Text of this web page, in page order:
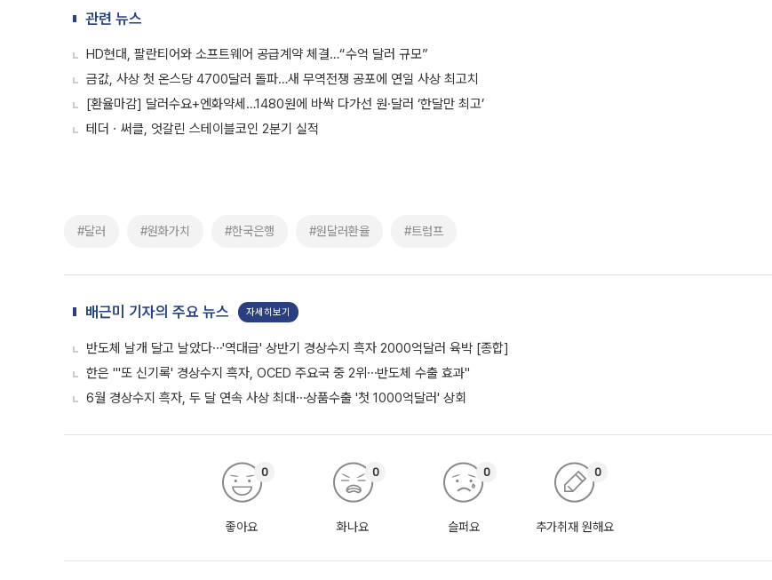
관련 뉴스
HD현대, 팔란티어와 소프트웨어 공급계약 체결…“수억 달러 규모”
금값, 사상 첫 온스당 4700달러 돌파…새 무역전쟁 공포에 연일 사상 최고치
[환율마감] 달러수요+엔화약세…1480원에 바싹 다가선 원·달러 ‘한달만 최고’
테더ㆍ써클, 엇갈린 스테이블코인 2분기 실적
#달러 #원화가치 #한국은행 #원달러환율 #트럼프
배근미 기자의 주요 뉴스 자세히보기
반도체 날개 달고 날았다⋯'역대급' 상반기 경상수지 흑자 2000억달러 육박 [종합]
한은 "'또 신기록' 경상수지 흑자, OCED 주요국 중 2위⋯반도체 수출 효과"
6월 경상수지 흑자, 두 달 연속 사상 최대⋯상품수출 '첫 1000억달러' 상회
좋아요
0
화나요
0
슬퍼요
0
추가취재 원해요
0